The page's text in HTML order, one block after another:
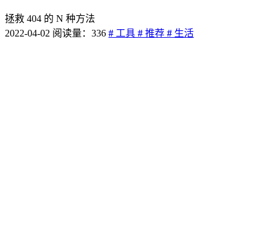
拯救 404 的 N 种方法
2022-04-02 阅读量： 336 # 工具 # 推荐 # 生活